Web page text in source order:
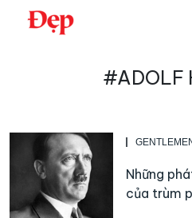
Chuyển
#ADOLF
Những
của trùm